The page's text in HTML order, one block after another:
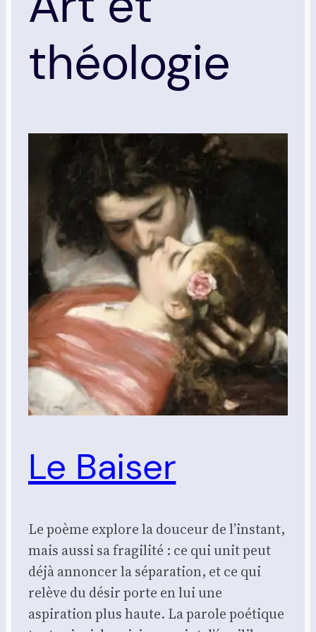
théologie
Le Baiser
Le poème explore la douceur de l’instant,
mais aussi sa fragilité : ce qui unit peut
déjà annoncer la séparation, et ce qui
relève du désir porte en lui une
aspiration plus haute. La parole poétique